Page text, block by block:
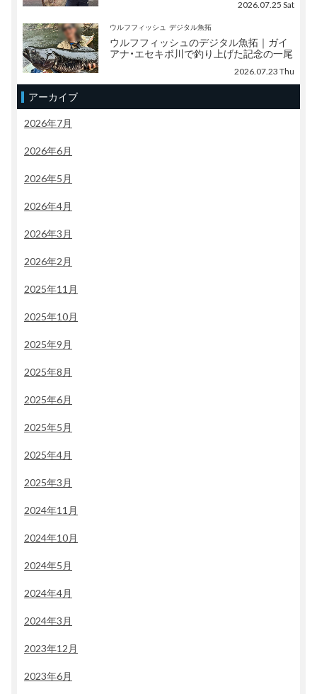
2026.07.25 Sat
ウルフフィッシュ デジタル魚拓
ウルフフィッシュのデジタル魚拓｜ガイ
アナ・エセキボ川で釣り上げた記念の一尾
2026.07.23 Thu
アーカイブ
2026年7月
2026年6月
2026年5月
2026年4月
2026年3月
2026年2月
2025年11月
2025年10月
2025年9月
2025年8月
2025年6月
2025年5月
2025年4月
2025年3月
2024年11月
2024年10月
2024年5月
2024年4月
2024年3月
2023年12月
2023年6月